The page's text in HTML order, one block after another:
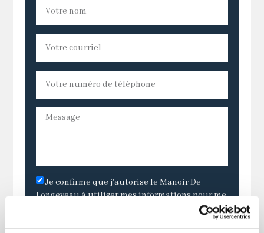
Je confirme que j'autorise le Manoir De
Longeveau à utiliser mes informations pour me